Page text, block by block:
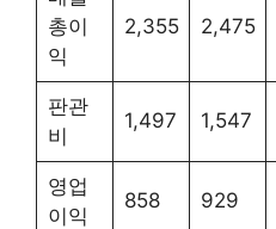
총이
익
2,355 2,475
판관
비
1,497 1,547
영업
이익
858 929